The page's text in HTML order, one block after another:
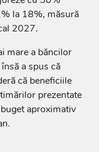
la 18%, măsură
2027.
mare a băncilor
a spus că
că beneficiile
prezentate
aproximativ